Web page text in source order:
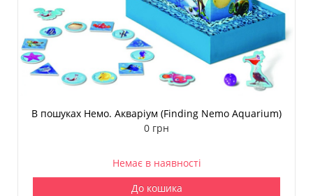
В пошуках Немо. Акваріум (Finding Nemo Aquarium)
0 грн
Немає в наявності
До кошика